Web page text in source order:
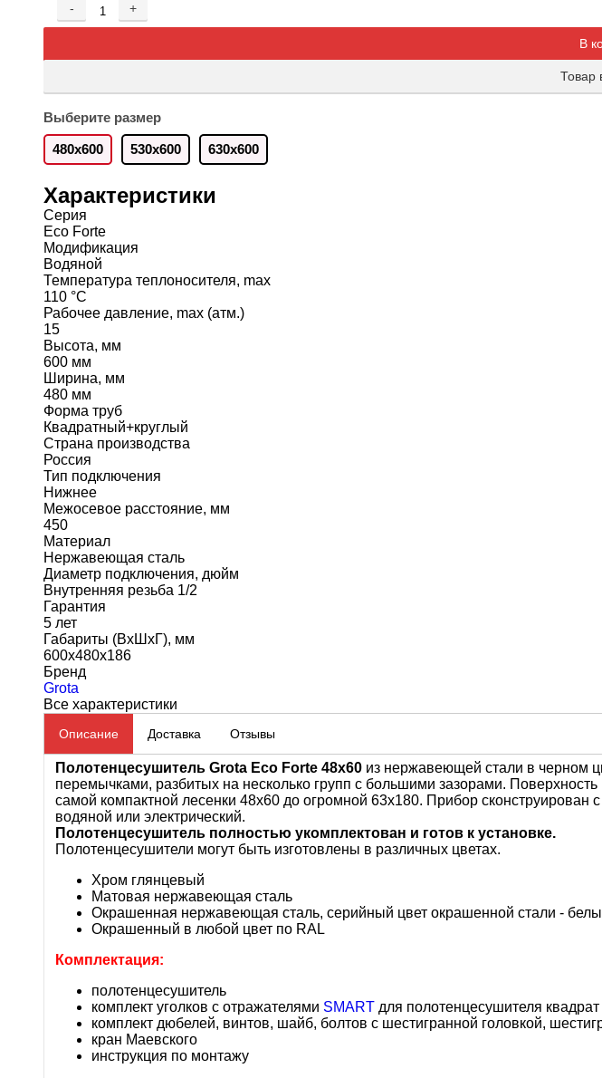
- +
В
Товар
Выберите размер
480х600 530х600 630х600
Характеристики
Серия
Eco Forte
Модификация
Водяной
Температура теплоносителя, max
110 °C
Рабочее давление, max (атм.)
15
Высота, мм
600 мм
Ширина, мм
480 мм
Форма труб
Квадратный+круглый
Страна производства
Россия
Тип подключения
Нижнее
Межосевое расстояние, мм
450
Материал
Нержавеющая сталь
Диаметр подключения, дюйм
Внутренняя резьба 1/2
Гарантия
5 лет
Габариты (ВхШхГ), мм
600x480x186
Бренд
Grota
Все характеристики
Описание Доставка Отзывы
Полотенцесушитель Grota Eco Forte 48x60 из нержавеющей стали в черном
перемычками, разбитых на несколько групп с большими зазорами.
самой компактной лесенки 48х60 до огромной 63х180. Прибор
водяной или электрический.
Полотенцесушитель полностью укомплектован и готов к установке.
Полотенцесушители могут быть изготовлены в различных цветах.
Хром глянцевый
Матовая нержавеющая сталь
Окрашенная нержавеющая сталь, серийный цвет окрашенной стали -
Окрашенный в любой цвет по RAL
Комплектация:
полотенцесушитель
комплект уголков с отражателями SMART для полотенцесушителя
комплект дюбелей, винтов, шайб, болтов с шестигранной головкой,
кран Маевского
инструкция по монтажу